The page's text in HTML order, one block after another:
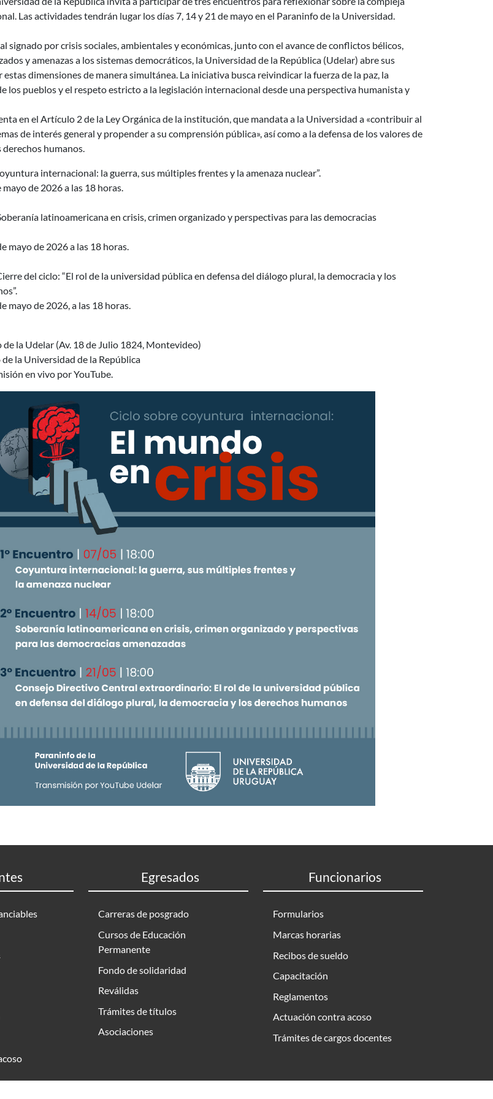
Las actividades tendrán lugar los días 7, 14 y 21 de mayo en el Paraninfo de la Universidad.
signado por crisis sociales, ambientales y económicas, junto con el avance de conflictos bélicos,
y amenazas a los sistemas democráticos, la Universidad de la República (Udelar) abre sus
dimensiones de manera simultánea. La iniciativa busca reivindicar la fuerza de la paz, la
los pueblos y el respeto estricto a la legislación internacional desde una perspectiva humanista y
en el Artículo 2 de la Ley Orgánica de la institución, que mandata a la Universidad a «contribuir al
de interés general y propender a su comprensión pública», así como a la defensa de los valores de
humanos.
internacional: la guerra, sus múltiples frentes y la amenaza nuclear”.
mayo de 2026 a las 18 horas.
latinoamericana en crisis, crimen organizado y perspectivas para las democracias
mayo de 2026 a las 18 horas.
del ciclo: “El rol de la universidad pública en defensa del diálogo plural, la democracia y los
mayo de 2026, a las 18 horas.
de la Udelar (Av. 18 de Julio 1824, Montevideo)
la Universidad de la República
en vivo por YouTube.
Egresados
Carreras de posgrado
Cursos de Educación
Permanente
Fondo de solidaridad
Reválidas
Trámites de títulos
Asociaciones
Funcionarios
Formularios
Marcas horarias
Recibos de sueldo
Capacitación
Reglamentos
Actuación contra acoso
Trámites de cargos docentes